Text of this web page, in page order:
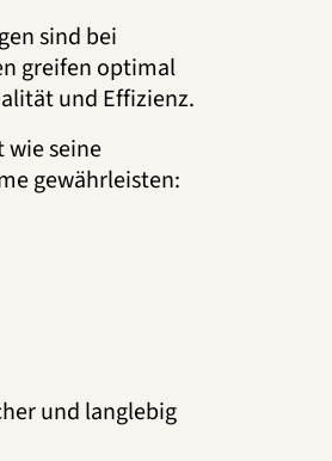
sind bei
greifen optimal
und Effizienz.
seine
gewährleisten:
und langlebig